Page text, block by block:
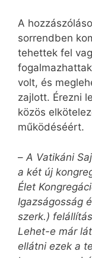
A
sorrendben
tehettek fel
volt, és
zajlott. Érezni
közös
működéséért.
– A Vatikáni
a két új
Élet
Igazságosság
szerk.)
Lehet-e már
ellátni ezek a